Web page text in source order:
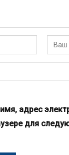
адрес
для